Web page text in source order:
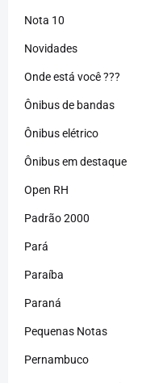
Nota 10
Novidades
Onde está você ???
Ônibus de bandas
Ônibus elétrico
Ônibus em destaque
Open RH
Padrão 2000
Pará
Paraíba
Paraná
Pequenas Notas
Pernambuco